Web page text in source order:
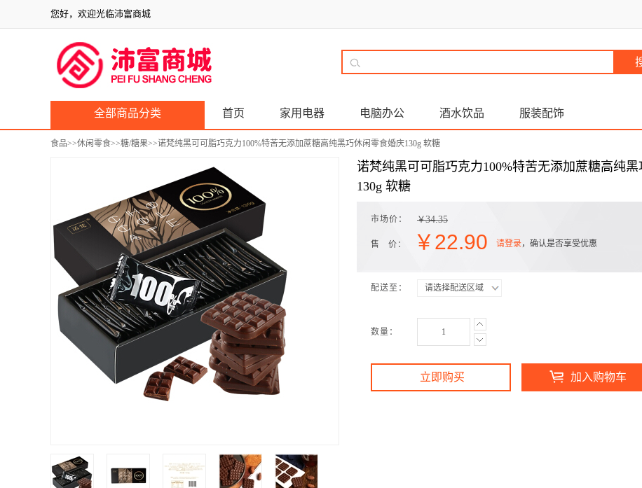
您好，欢迎光临沛富商城
全部商品分类 首页 家用电器 电脑办公 酒水饮品 服装配饰
食品>>休闲零食>>糖/糖果>>诺梵纯黑可可脂巧克力100%特苦无添加蔗糖高纯黑巧休闲零食婚庆130g 软糖
诺梵纯黑可可脂巧克力100%特苦无添加蔗糖高纯
130g 软糖
市场价： ￥34.35
售 价： ￥22.90 请登录，确认是否享受优惠
配送至： 请选择配送区域
数量：
立即购买 加入购物车